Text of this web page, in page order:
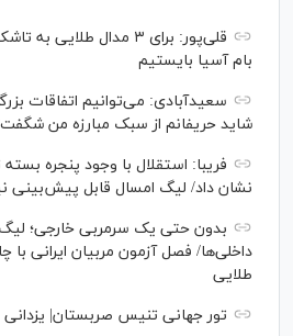
قلی‌پور: برای ۳ مدال
بام آسیا بایستیم
سعیدآبادی: می‌توانیم اتفاقات
شاید حریفانم از سبک مبارزه من
فریبا: استقلال با وجود پنجره بسته
نشان داد/ لیگ امسال قابل پیش‌بینی
بدون حتی یک سرمربی خارجی؛ لیگ
داخلی‌ها/ فصل آزمون مربیان ایرانی با
طلایی
تور جهانی تنیس صربستان| یزدانی به جمع ۴ نفر